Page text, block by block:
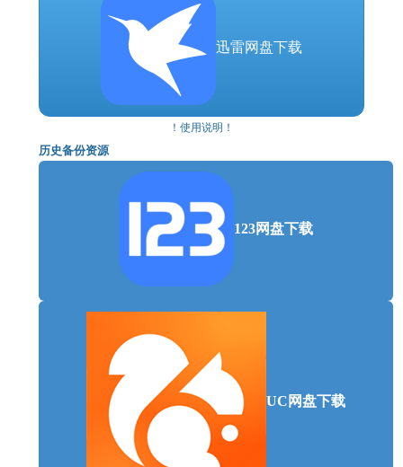
需要 64 位处理器和操作系统
操作系统: Windows 10 64-bit.
处理器: Quad-core Intel or AMD 2.5GHZ
内存: 8 GB RAM
显卡: Nvidia Geforce 1050
DirectX 版本: 11
存储空间: 需要 2048 MB 可用空间
处理器: Quad-core Intel or AMD 2.5GHZ
内存: 16 GB RAM
显卡: Nvidia RTX 3060
存储空间: 需要 2048 MB 可用空间
迅雷网盘下载
！使用说明！
历史备份资源
123网盘下载
UC网盘下载